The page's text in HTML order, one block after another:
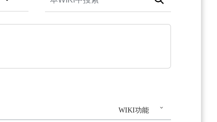
WIKI功能